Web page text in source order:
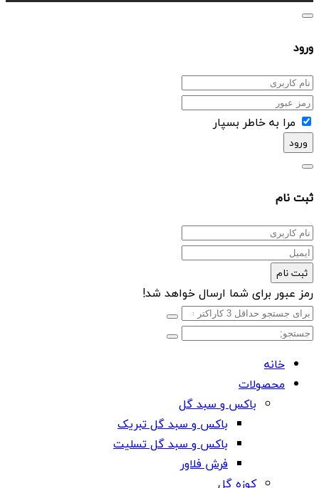
ورود
مرا به خاطر بسپار
ورود
ثبت نام
ثبت نام
رمز عبور برای شما ارسال خواهد شد!
خانه
محصولات
باکس و سبد گل
باکس و سبد گل تبریک
باکس و سبد گل تسلیت
فرش فلاور
کوزه گل